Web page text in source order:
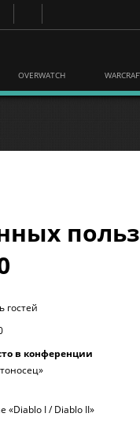
OVERWATCH
гостей
в конференции
«Diablo I / Diablo II»